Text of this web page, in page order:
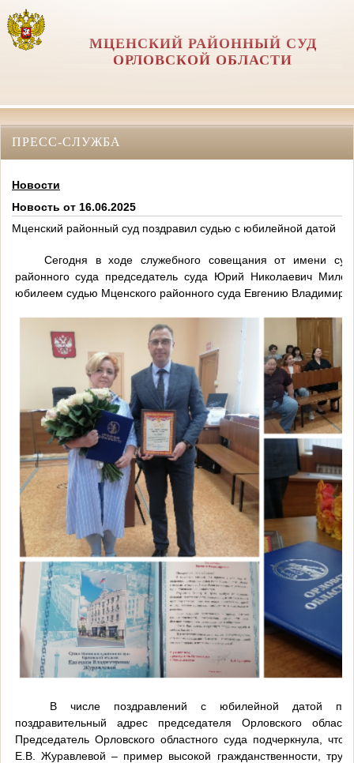
МЦЕНСКИЙ РАЙОННЫЙ СУД
ОРЛОВCКОЙ ОБЛАСТИ
ПРЕСС-СЛУЖБА
Новости
Новость от 16.06.2025
Мценский районный суд поздравил судью с юбилейной датой
Сегодня в ходе служебного совещания от имени
районного суда председатель суда Юрий Николаевич
юбилеем судью Мценского районного суда Евгению
В числе поздравлений с юбилейной датой
поздравительный адрес председателя Орловского
Председатель Орловского областного суда подчеркнула, что
Е.В. Журавлевой – пример высокой гражданственности,